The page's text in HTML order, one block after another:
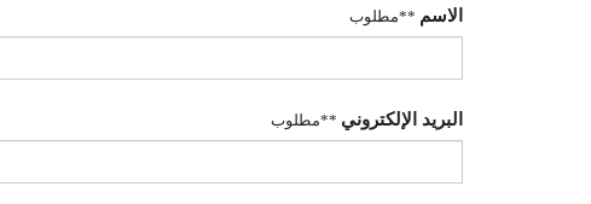
الاسم **مطلوب
البريد الإلكتروني **مطلوب